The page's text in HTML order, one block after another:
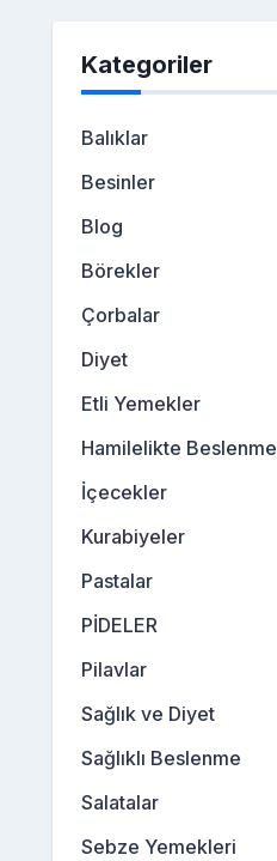
Kategoriler
Balıklar
Besinler
Blog
Börekler
Çorbalar
Diyet
Etli Yemekler
Hamilelikte Beslenme
İçecekler
Kurabiyeler
Pastalar
PİDELER
Pilavlar
Sağlık ve Diyet
Sağlıklı Beslenme
Salatalar
Sebze Yemekleri